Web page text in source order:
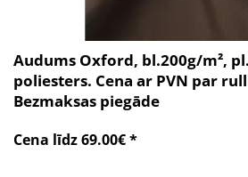
Audums Oxford, bl.200g/m²,
poliesters. Cena ar PVN par
Bezmaksas piegāde
Cena līdz 69.00€ *